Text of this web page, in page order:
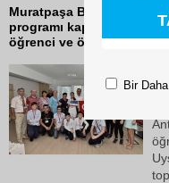
Muratpaşa Belediye
programı kapsamında
öğrenci ve öğretmenleri
Bir